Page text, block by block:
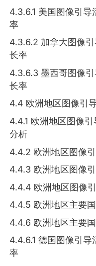
4.3.6.1 美国图像引
率
4.3.6.2 加拿大图像
长率
4.3.6.3 墨西哥图像
长率
4.4 欧洲地区图像引
4.4.1 欧洲地区图像
分析
4.4.2 欧洲地区图像
4.4.3 欧洲地区图像
4.4.4 欧洲地区图像
4.4.5 欧洲地区主要
4.4.6 欧洲地区主要
4.4.6.1 德国图像引
率